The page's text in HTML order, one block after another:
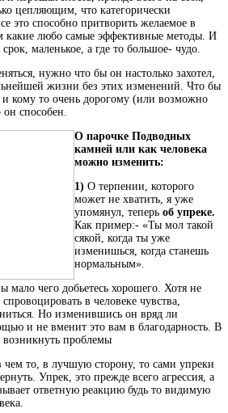
цепляющим, что категорически
это способно притворить желаемое в
какие любо самые эффективные методы. И
маленькое, а где то большое- чудо.
нужно что бы он настолько захотел,
жизни без этих изменений. Что бы
и кому то очень дорогому (или возможно
способен.
О парочке Подводных
камней или как человека
можно изменить:
1) О терпении, которого
может не хватить, я уже
упомянул, теперь об упреке.
Как пример:- «Ты мол такой
сякой, когда ты уже
изменишься, когда станешь
нормальным».
мало чего добьетесь хорошего. Хотя не
в человеке чувства,
Но изменившись он вряд ли
и не вменит это вам в благодарность. В
возникнуть проблемы
то, в лучшую сторону, то сами упреки
Упрек, это прежде всего агрессия, а
ответную реакцию будь то видимую